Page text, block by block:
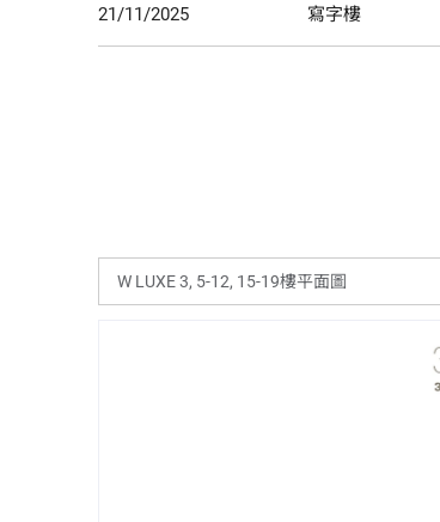
21/11/2025 寫字樓